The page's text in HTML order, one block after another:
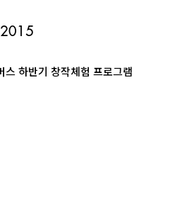
2015
하반기 창작체험 프로그램